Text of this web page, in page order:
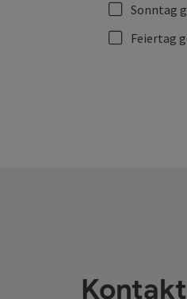
Sonntag
Feiertag
Kontakt